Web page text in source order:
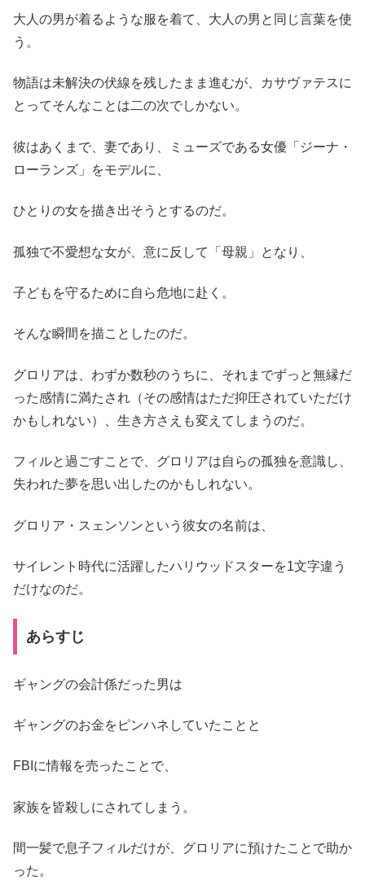
大人の男が着るような服を着て、大人の男と同じ言葉を使
う。
物語は未解決の伏線を残したまま進むが、カサヴァテスに
とってそんなことは二の次でしかない。
彼はあくまで、妻であり、ミューズである女優「ジーナ・
ローランズ」をモデルに、
ひとりの女を描き出そうとするのだ。
孤独で不愛想な女が、意に反して「母親」となり、
子どもを守るために自ら危地に赴く。
そんな瞬間を描ことしたのだ。
グロリアは、わずか数秒のうちに、それまでずっと無縁だ
った感情に満たされ（その感情はただ抑圧されていただけ
かもしれない）、生き方さえも変えてしまうのだ。
フィルと過ごすことで、グロリアは自らの孤独を意識し、
失われた夢を思い出したのかもしれない。
グロリア・スェンソンという彼女の名前は、
サイレント時代に活躍したハリウッドスターを1文字違う
だけなのだ。
あらすじ
ギャングの会計係だった男は
ギャングのお金をピンハネしていたことと
FBIに情報を売ったことで、
家族を皆殺しにされてしまう。
間一髪で息子フィルだけが、グロリアに預けたことで助か
った。